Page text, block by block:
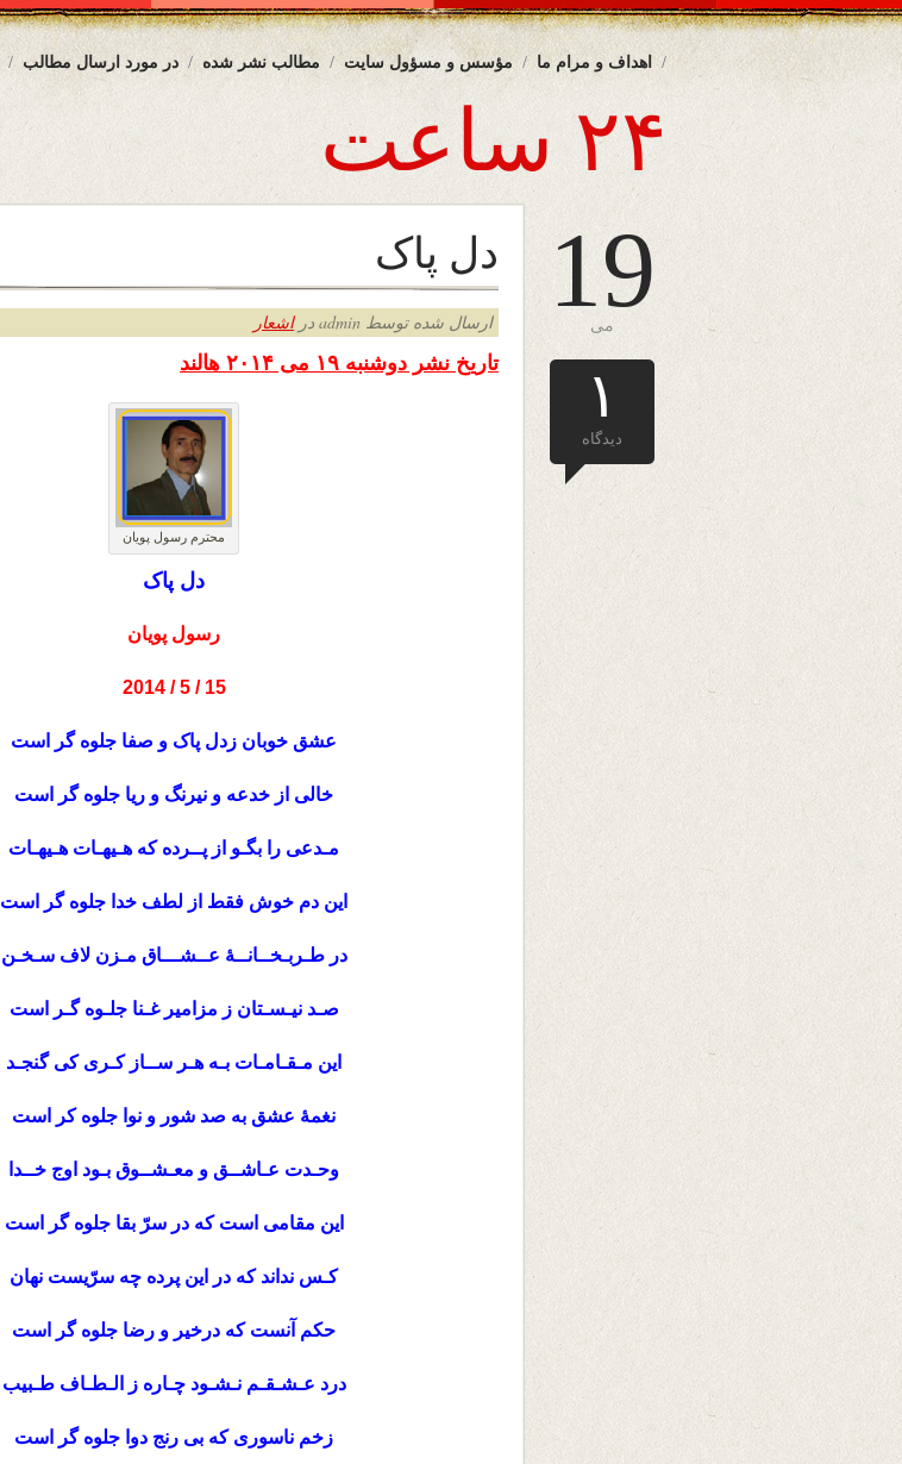
در مورد ارسال مطالب مطالب نشر شده مؤسس و مسؤول سایت اهداف و مرام ما
۲۴ ساعت
19
می
۱
دیدگاه
دل پاک
ارسال شده توسط admin در اشعار
تاریخ نشر دوشنبه ۱۹ می ۲۰۱۴ هالند
محترم رسول پویان
دل پاک
رسول پویان
15 / 5 / 2014
عشق خوبان زدل پاک و صفا جلوه گر است
خالی از خدعه و نیرنگ و ریا جلوه گر است
مـدعی را بگـو از پــرده که هـیهـات هـیهـات
این دم خوش فقط از لطف خدا جلوه گر است
در طـربـخــانــۀ عــشـــاق مـزن لاف سـخـن
صـد نیـسـتان ز مزامیر غـنا جلـوه گـر است
این مـقـامـات بـه هـر ســاز کـری کی گنجـد
نغمۀ عشق به صد شور و نوا جلوه کر است
وحـدت عـاشــق و معـشــوق بـود اوج خــدا
این مقامی است که در سرّ بقا جلوه گر است
کـس نداند که در این پرده چه سرّیست نهان
حکم آنست که درخیر و رضا جلوه گر است
درد عـشـقـم نـشـود چـاره ز الـطـاف طـبیب
زخم ناسوری که بی رنج دوا جلوه گر است